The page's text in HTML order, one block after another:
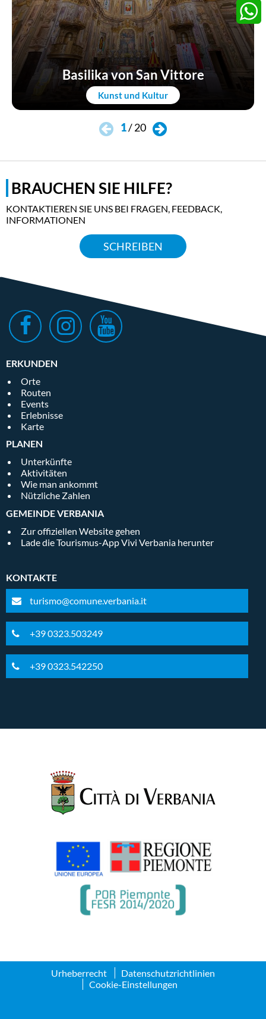
Twitter
Kunst und Kultur
Basilika von San Vittore
1/20
BRAUCHEN SIE HILFE?
KONTAKTIEREN SIE UNS BEI FRAGEN, FEEDBACK,
INFORMATIONEN
SCHREIBEN
ERKUNDEN
Orte
Routen
Events
Erlebnisse
Karte
PLANEN
Unterkünfte
Aktivitäten
Wie man ankommt
Nützliche Zahlen
GEMEINDE VERBANIA
Zur offiziellen Website gehen
Lade die Tourismus-App Vivi Verbania herunter
KONTAKTE
turismo@comune.verbania.it
+39 0323.503249
+39 0323.542250
Urheberrecht
Datenschutzrichtlinien
Cookie-Einstellungen